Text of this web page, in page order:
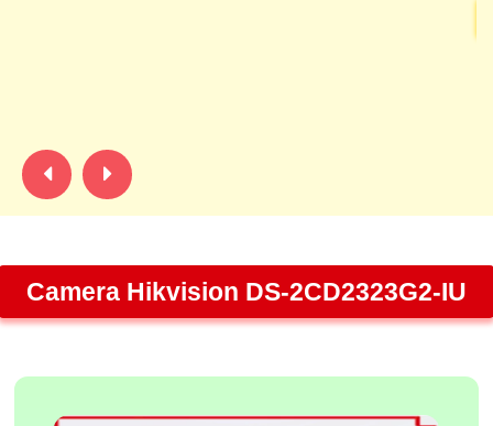
Camera Hikvision DS-2CD2323G2-IU